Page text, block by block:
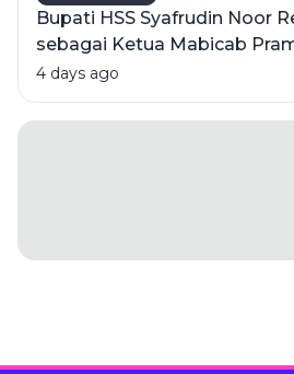
Bupati HSS Syafrudin Noor
sebagai Ketua Mabicab
Pengurus 2025-2030
4 days ago